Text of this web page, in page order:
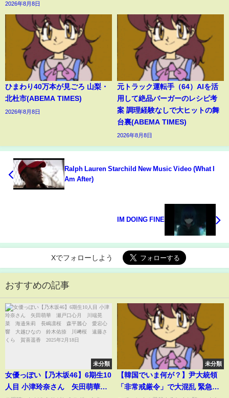
2026年8月8日
ひまわり40万本が見ごろ 山梨・
北杜市(ABEMA TIMES)
2026年8月8日
元トラック運転手（64）AIを活
用して絶品バーガーのレシピ考
案 調理経験なしで大ヒットの舞
台裏(ABEMA TIMES)
2026年8月8日
Ralph Lauren Starchild New Music Video (What I
Am After)
IM DOING FINE
Xでフォローしよう
おすすめの記事
未分類
女優っぽい【乃木坂46】6期生10
人目 小津玲奈さん 矢田萌華
未分類
【韓国でいま何が？】尹大統領
「非常戒厳令」で大混乱 緊急検